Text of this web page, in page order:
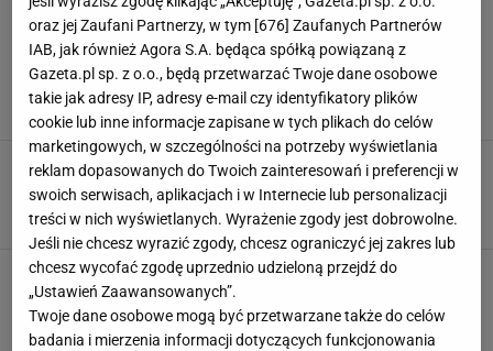
BAJM
Beata Kozidrak znów z byłym mężem. Zyskają
na tym oboje. Chodzi o finanse
Michał Musiał,3 LUTEGO 2024, 13:15
Beata Kozidrak parę razy przeżyła chwile grozy.
Mężczyźni walili kijami w jej auto
Bartosz Pańczyk,28 STYCZNIA 2024, 22:15
Beata Kozidrak zapytana o rozwód. Wtrącił się
były mąż. "To nam nie przeszkadza"
Weronika Zając, 21 STYCZNIA 2024, 20:47
oraz jej Zaufani Partnerzy, w tym [676] Zaufanych Partnerów
IAB, jak również Agora S.A. będąca spółką powiązaną z
Gazeta.pl sp. z o.o., będą przetwarzać Twoje dane osobowe
takie jak adresy IP, adresy e-mail czy identyfikatory plików
cookie lub inne informacje zapisane w tych plikach do celów
marketingowych, w szczególności na potrzeby wyświetlania
reklam dopasowanych do Twoich zainteresowań i preferencji w
swoich serwisach, aplikacjach i w Internecie lub personalizacji
treści w nich wyświetlanych. Wyrażenie zgody jest dobrowolne.
Jeśli nie chcesz wyrazić zgody, chcesz ograniczyć jej zakres lub
chcesz wycofać zgodę uprzednio udzieloną przejdź do
„Ustawień Zaawansowanych”.
Twoje dane osobowe mogą być przetwarzane także do celów
badania i mierzenia informacji dotyczących funkcjonowania